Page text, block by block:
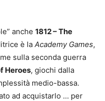
anche 1812 – The
è la Academy Games,
sulla seconda guerra
Heroes, giochi dalla
medio-bassa.
ad acquistarlo … per